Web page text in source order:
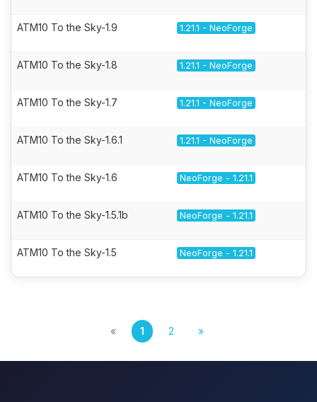
ATM10 To the Sky-1.9 1.21.1 - NeoForge
ATM10 To the Sky-1.8 1.21.1 - NeoForge
ATM10 To the Sky-1.7 1.21.1 - NeoForge
ATM10 To the Sky-1.6.1 1.21.1 - NeoForge
ATM10 To the Sky-1.6 NeoForge - 1.21.1
ATM10 To the Sky-1.5.1b NeoForge - 1.21.1
ATM10 To the Sky-1.5 NeoForge - 1.21.1
« 1 2 »